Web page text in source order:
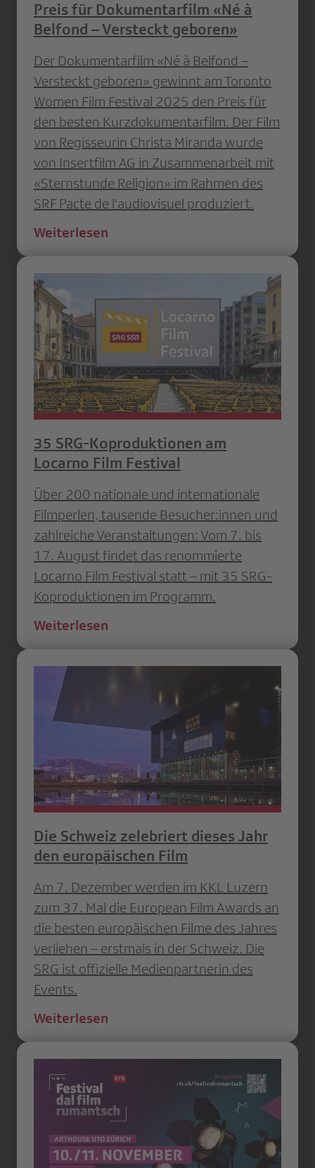
Preis für Dokumentarfilm «Né à
Belfond – Versteckt geboren»
Der Dokumentarfilm «Né à Belfond –
Versteckt geboren» gewinnt am Toronto
Women Film Festival 2025 den Preis für
den besten Kurzdokumentarfilm. Der Film
von Regisseurin Christa Miranda wurde
von Insertfilm AG in Zusammenarbeit mit
«Sternstunde Religion» im Rahmen des
SRF Pacte de l’audiovisuel produziert.
Weiterlesen
35 SRG-Koproduktionen am
Locarno Film Festival
Über 200 nationale und internationale
Filmperlen, tausende Besucher:innen und
zahlreiche Veranstaltungen: Vom 7. bis
17. August findet das renommierte
Locarno Film Festival statt – mit 35 SRG-
Koproduktionen im Programm.
Weiterlesen
Die Schweiz zelebriert dieses Jahr
den europäischen Film
Am 7. Dezember werden im KKL Luzern
zum 37. Mal die European Film Awards an
die besten europäischen Filme des Jahres
verliehen – erstmals in der Schweiz. Die
SRG ist offizielle Medienpartnerin des
Events.
Weiterlesen